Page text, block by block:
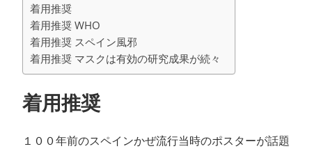
着用推奨
着用推奨 WHO
着用推奨 スペイン風邪
着用推奨 マスクは有効の研究成果が続々
着用推奨
１００年前のスペインかぜ流行当時のポスターが話題